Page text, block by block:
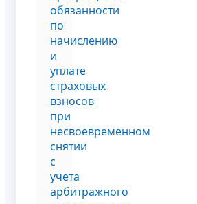
обязанности
по
начислению
и
уплате
страховых
взносов
при
несвоевременном
снятии
с
учета
арбитражного